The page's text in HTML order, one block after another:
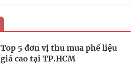
Top 5 đơn vị thu mua phế liệu
giá cao tại TP.HCM